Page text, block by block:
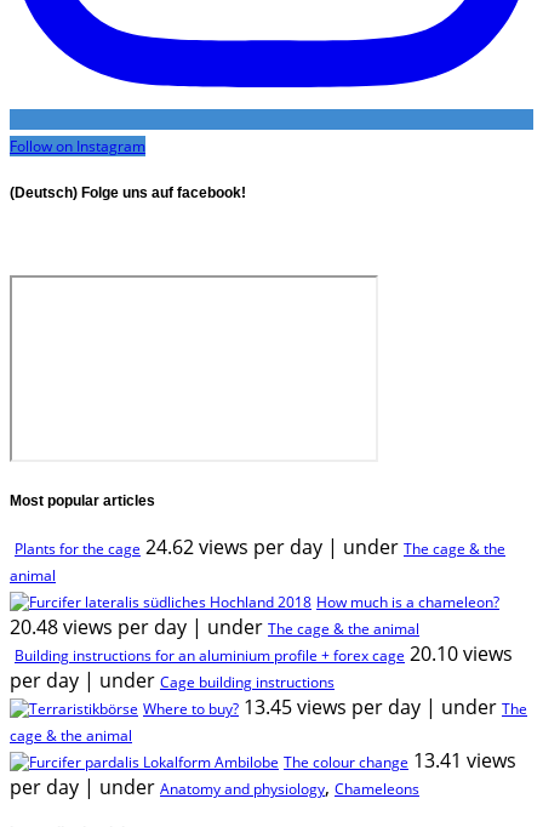
Follow on Instagram
(Deutsch) Folge uns auf facebook!
Most popular articles
Plants for the cage 24.62 views per day | under The cage & the
animal
How much is a chameleon?
20.48 views per day | under The cage & the animal
Building instructions for an aluminium profile + forex cage 20.10 views
per day | under Cage building instructions
Where to buy? 13.45 views per day | under The
cage & the animal
The colour change 13.41 views
per day | under Anatomy and physiology, Chameleons